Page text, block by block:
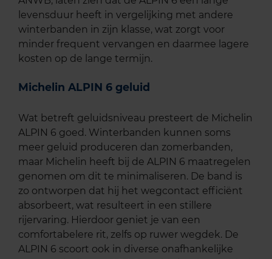
levensduur heeft in vergelijking met andere
winterbanden in zijn klasse, wat zorgt voor
minder frequent vervangen en daarmee lagere
kosten op de lange termijn.
Michelin ALPIN 6 geluid
Wat betreft geluidsniveau presteert de Michelin
ALPIN 6 goed. Winterbanden kunnen soms
meer geluid produceren dan zomerbanden,
maar Michelin heeft bij de ALPIN 6 maatregelen
genomen om dit te minimaliseren. De band is
zo ontworpen dat hij het wegcontact efficiënt
absorbeert, wat resulteert in een stillere
rijervaring. Hierdoor geniet je van een
comfortabelere rit, zelfs op ruwer wegdek. De
ALPIN 6 scoort ook in diverse onafhankelijke